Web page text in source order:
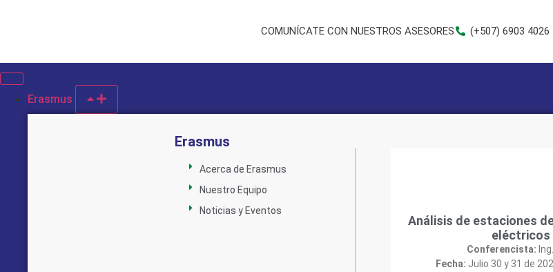
COMUNÍCATE CON NUESTROS ASESORES (+507) 6903 4026
Erasmus
Erasmus
Acerca de Erasmus
Nuestro Equipo
Noticias y Eventos
Análisis de estaciones
eléctricos
Conferencista:
Fecha: Julio 30 y 31 de